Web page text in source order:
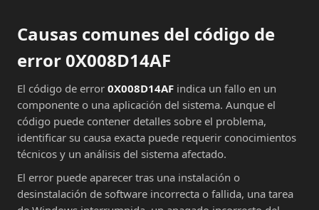
Causas comunes del código de
error 0X008D14AF
El código de error 0X008D14AF indica un fallo en un
componente o una aplicación del sistema. Aunque el
código puede contener detalles sobre el problema,
identificar su causa exacta puede requerir conocimientos
técnicos y un análisis del sistema afectado.
El error puede aparecer tras una instalación o
desinstalación de software incorrecta o fallida, una tarea